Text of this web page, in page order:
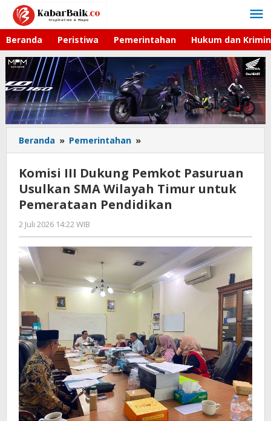
Lewati
konten
Beranda Peristiwa Pemerintahan Hukum dan
Beranda » Pemerintahan »
III
Dukung
Pemkot
Pasuruan
Usulkan
untuk
Pemerataan
Pendidikan
Komisi III Dukung Pemkot Pasuruan
Usulkan SMA Wilayah Timur untuk
Pemerataan Pendidikan
2 Juli 2026 14:22 WIB
Gagah
Saputra